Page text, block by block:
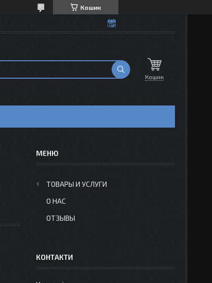
Кошик
Кошик
ТОВАРЫ И УСЛУГИ
О НАС
ОТЗЫВЫ
КОНТАКТИ